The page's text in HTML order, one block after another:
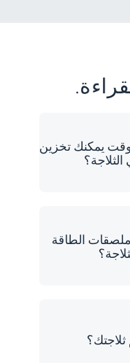
يمكنك تخزين
الطاقة